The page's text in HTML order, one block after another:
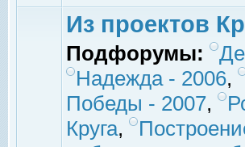
Из проектов
Подфорумы:
Надежда - 2006,
Победы - 2007,
Круга,